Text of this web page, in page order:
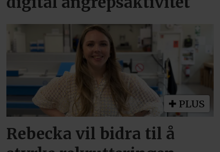
PLUS
Rebecka vil bidra til å